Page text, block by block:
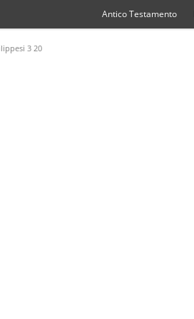
Antico Testamento
3 20